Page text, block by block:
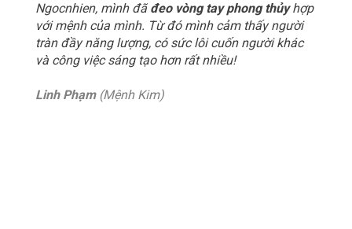
Ngocnhien, mình đã đeo vòng tay phong thủyhợp
với mệnh của mình. Từ đó mình cảm thấy người
tràn đầy năng lượng, có sức lôi cuốn người khác
và công việc sáng tạo hơn rất nhiều!
Linh Phạm(Mệnh Kim)